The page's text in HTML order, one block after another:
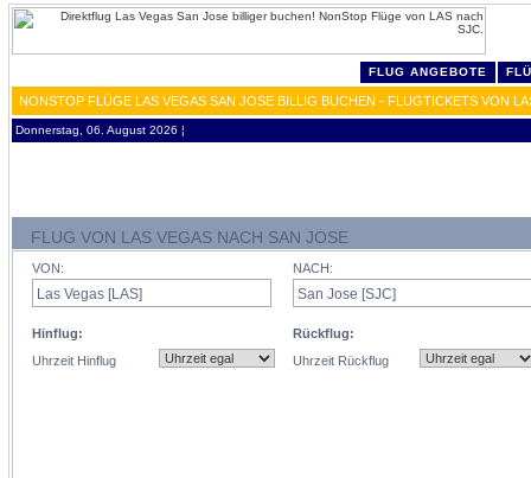
FLUG ANGEBOTE
NONSTOP FLÜGE LAS VEGAS SAN JOSE BILLIG BUCHEN - FLUGTICKETS VON
Donnerstag, 06. August 2026 ¦
FLUG VON LAS VEGAS NACH SAN JOSE
VON:
Hinflug:
Uhrzeit Hinflug
NACH:
Rückflug:
Uhrzeit Rückflug